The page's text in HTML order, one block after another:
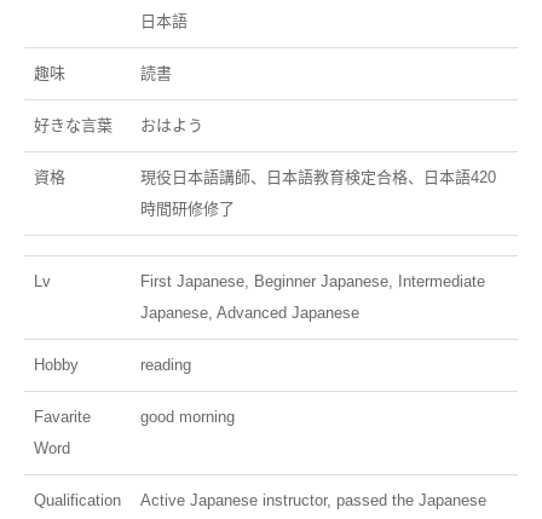
日本語
趣味 読書
好きな言葉 おはよう
資格
現役日本語講師、日本語教育検定合格、日本語420
時間研修修了
Lv
First Japanese, Beginner Japanese, Intermediate
Japanese, Advanced Japanese
Hobby reading
Favarite
Word
good morning
Qualification
Active Japanese instructor, passed the Japanese